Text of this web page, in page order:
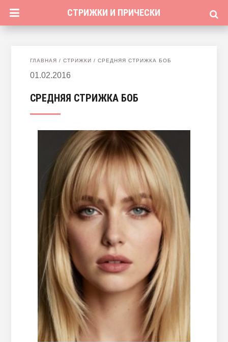
СТРИЖКИ И ПРИЧЕСКИ
ГЛАВНАЯ / СТРИЖКИ / СРЕДНЯЯ СТРИЖКА БОБ
01.02.2016
СРЕДНЯЯ СТРИЖКА БОБ